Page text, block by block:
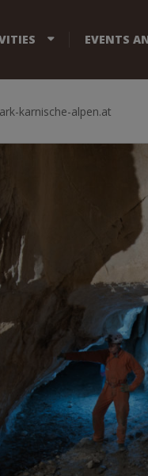
EVENTS
karnische-alpen.at